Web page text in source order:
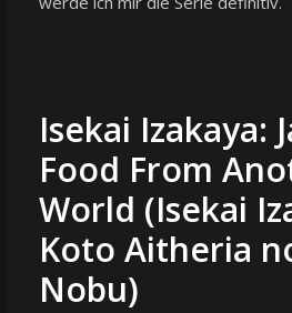
Isekai Izakaya:
Food From
World (Isekai
Koto Aitheria
Nobu)